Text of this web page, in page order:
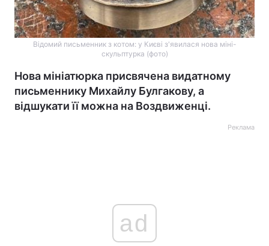
Відомий письменник з котом: у Києві з'явилася нова міні-
скульптурка (фото)
Нова мініатюрка присвячена видатному
письменнику Михайлу Булгакову, а
відшукати її можна на Воздвиженці.
Реклама
ad